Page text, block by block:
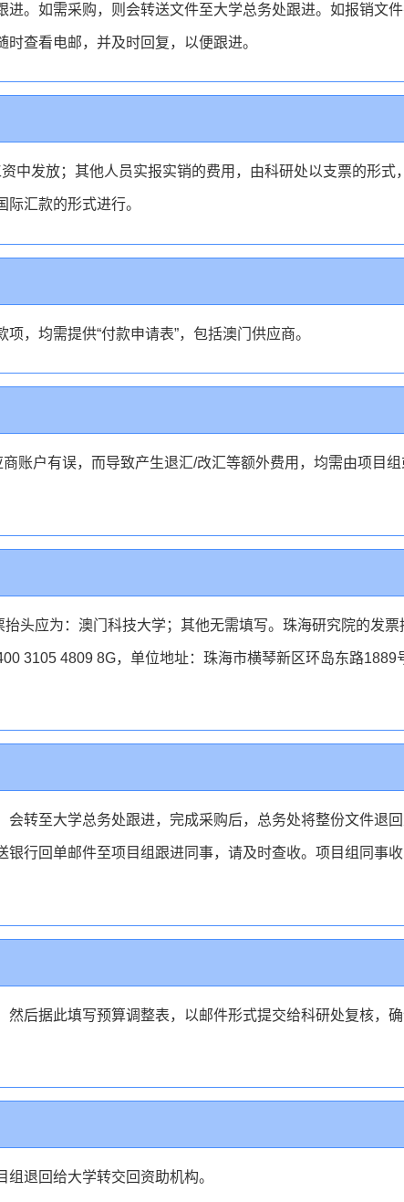
。如需采购，则会转送文件至大学总务处跟进。如报销文
查看电邮，并及时回复，以便跟进。
中发放；其他人员实报实销的费用，由科研处以支票的形式
汇款的形式进行。
，均需提供“付款申请表”，包括澳门供应商。
账户有误，而导致产生退汇/改汇等额外费用，均需由项目
头应为：澳门科技大学；其他无需填写。珠海研究院的发票
3105 4809 8G，单位地址：珠海市横琴新区环岛东路1889
转至大学总务处跟进，完成采购后，总务处将整份文件退
行回单邮件至项目组跟进同事，请及时查收。项目组同事
后据此填写预算调整表，以邮件形式提交给科研处复核，
退回给大学转交回资助机构。